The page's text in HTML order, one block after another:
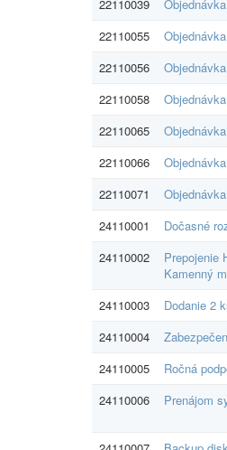
22110039
22110055
22110056
22110058
22110065
22110066
22110071
24110001
Dočasné
24110002
Prepojenie
Kamenný
24110003 Dodanie 2
24110004
24110005
Ročná
24110006
Prenájom